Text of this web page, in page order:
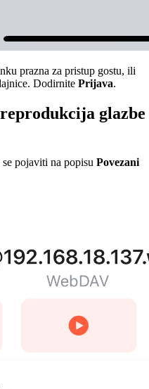
prazna za pristup gostu, ili
Dodirnite Prijava.
glazbe
pojaviti na popisu Povezani